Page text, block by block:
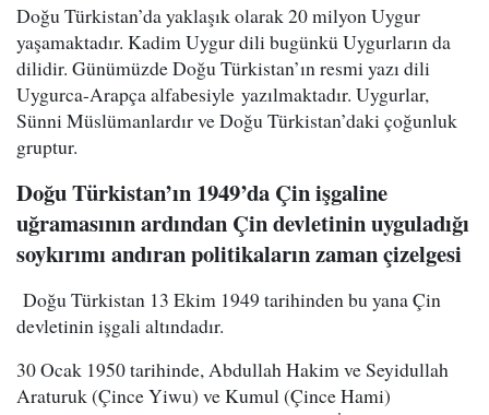
Doğu Türkistan’da yaklaşık olarak 20 milyon Uygur
yaşamaktadır. Kadim Uygur dili bugünkü Uygurların da
dilidir. Günümüzde Doğu Türkistan’ın resmi yazı dili
Uygurca-Arapça alfabesiyle yazılmaktadır. Uygurlar,
Sünni Müslümanlardır ve Doğu Türkistan’daki çoğunluk
gruptur.
Doğu Türkistan’ın 1949’da Çin işgaline
uğramasının ardından Çin devletinin uyguladığı
soykırımı andıran politikaların zaman çizelgesi
Doğu Türkistan 13 Ekim 1949 tarihinden bu yana Çin
devletinin işgali altındadır.
30 Ocak 1950 tarihinde, Abdullah Hakim ve Seyidullah
Araturuk (Çince Yiwu) ve Kumul (Çince Hami)